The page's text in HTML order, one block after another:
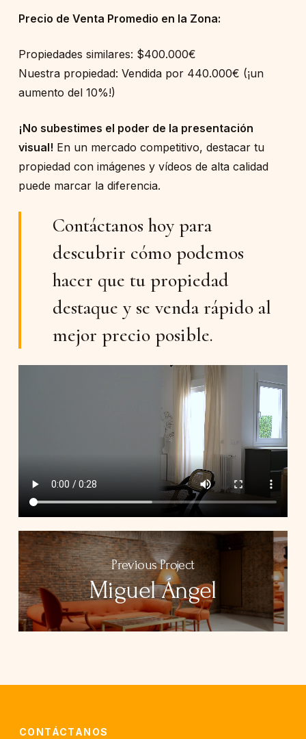
Precio de Venta Promedio en la Zona:
Propiedades similares: $400.000€
Nuestra propiedad: Vendida por 440.000€ (¡un
aumento del 10%!)
¡No subestimes el poder de la presentación
visual! En un mercado competitivo, destacar tu
propiedad con imágenes y vídeos de alta calidad
puede marcar la diferencia.
Contáctanos hoy para
descubrir cómo podemos
hacer que tu propiedad
destaque y se venda rápido al
mejor precio posible.
Previous Project
Miguel Ángel
CONTÁCTANOS